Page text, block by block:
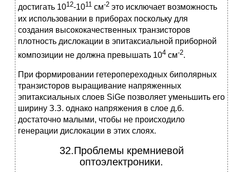
достигать 1012-1011 см-2 это исключает возможность
их использовании в приборах поскольку для
создания высококачественных транзисторов
плотность дислокации в эпитаксиальной приборной
композиции не должна превышать 104 см-2.
При формировании гетеропереходных биполярных
транзисторов выращивание напряженных
эпитаксиальных слоев SiGe позволяет уменьшить его
ширину З.З. однако напряжения в слое д.б.
достаточно малыми, чтобы не происходило
генерации дислокации в этих слоях.
32.Проблемы кремниевой
оптоэлектроники.